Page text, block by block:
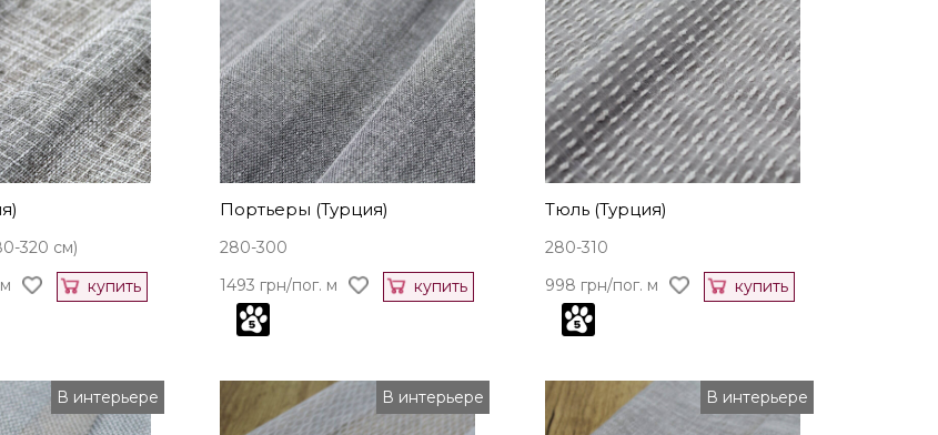
320 см)
купить
Портьеры (Турция)
280-300
1493 грн/пог. м
купить
Тюль (Турция)
280-310
998 грн/пог. м
купить
В интерьере В интерьере В интерьере